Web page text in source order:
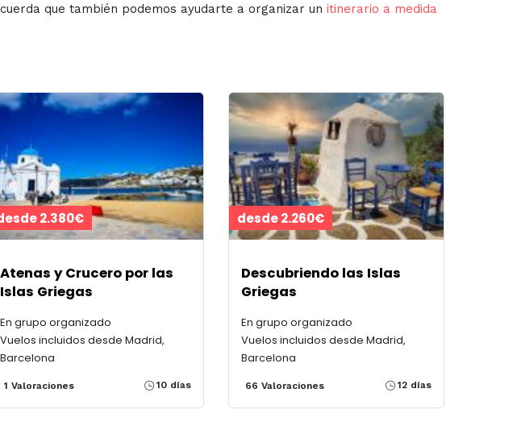
que también podemos ayudarte a organizar un itinerario a medida
2.380€
Atenas y Crucero por las
Islas Griegas
En grupo organizado
Vuelos incluidos desde Madrid,
Barcelona
1 Valoraciones 10 días
desde 2.260€
Descubriendo las Islas
Griegas
En grupo organizado
Vuelos incluidos desde Madrid,
Barcelona
66 Valoraciones 12 días